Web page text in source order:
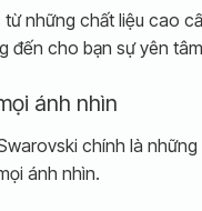
những chất liệu cao
đến cho bạn sự yên
ánh nhìn
chính là
ánh nhìn.